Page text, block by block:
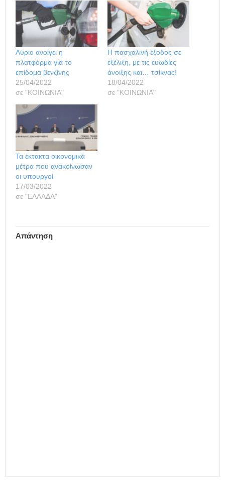
Αύριο ανοίγει η
πλατφόρμα για το
επίδομα βενζίνης
25/04/2022
σε "ΚΟΙΝΩΝΙΑ"
Η πασχαλινή έξοδος σε
εξέλιξη, με τις ευωδίες
άνοιξης και… τσίκνας!
18/04/2022
σε "ΚΟΙΝΩΝΙΑ"
Τα έκτακτα οικονομικά
μέτρα που ανακοίνωσαν
οι υπουργοί
17/03/2022
σε "ΕΛΛΑΔΑ"
Απάντηση